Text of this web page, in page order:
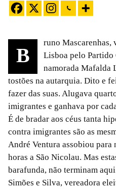
B
runo Mascarenhas,
Lisboa pelo Partido
namorada Mafalda
tostões na autarquia. Dito e
fazer das suas. Alugava
imigrantes e ganhava por
É de bradar aos céus tanta
contra imigrantes são as
André Ventura assobiou para
horas a São Nicolau. Mas
barafunda, não terminam
Simões e Silva, vereadora